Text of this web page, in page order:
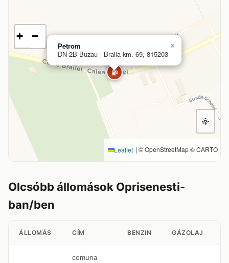
⛽
Petrom
DN 2B Buzau - Braila km. 69, 815203
×
+ −
Leaflet | © OpenStreetMap © CARTO
Olcsóbb állomások Oprisenesti-
ban/ben
ÁLLOMÁS CÍM BENZIN GÁZOLAJ
comuna